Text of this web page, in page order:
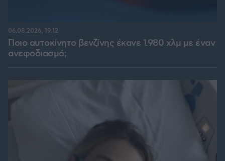
Ποιο αυτοκίνητο βενζίνης έκανε 1.980 χλμ με έναν
ανεφοδιασμό;
06.08.2026, 19:12